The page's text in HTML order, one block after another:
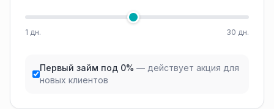
1 дн. 30 дн.
Первый займ под 0% — действует акция для
новых клиентов